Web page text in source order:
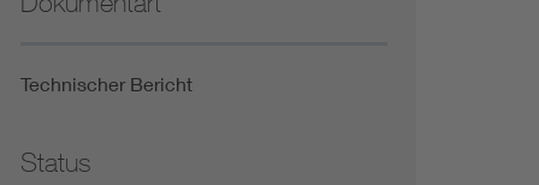
Funktionale Sicherheit schützt den Menschen
Gleichstromanwendungen im Wachstum
Technischer Bericht
Status